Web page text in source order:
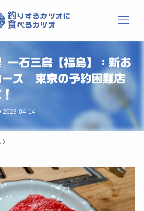
一石三鳥【福島】：新お
ース 東京の予約困難店
2023-04-14